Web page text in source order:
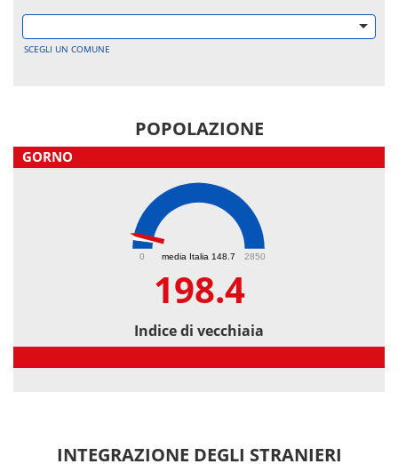
SCEGLI UN COMUNE
POPOLAZIONE
GORNO
media Italia 148.7
0 2850
198.4
Indice di vecchiaia
INTEGRAZIONE DEGLI STRANIERI